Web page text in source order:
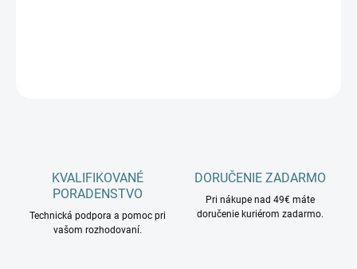
KVALIFIKOVANÉ
PORADENSTVO
Technická podpora a pomoc pri
vašom rozhodovaní.
DORUČENIE ZADARMO
Pri nákupe nad 49€ máte
doručenie kuriérom zadarmo.